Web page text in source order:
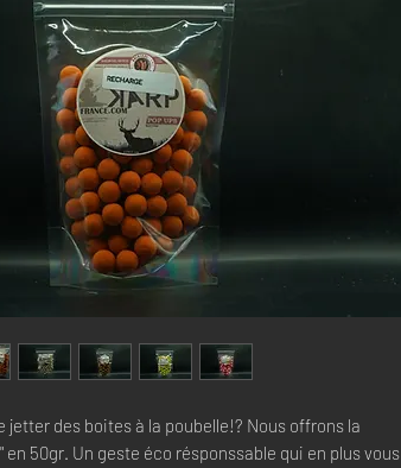
jetter des boites à la poubelle!? Nous offrons la
en 50gr. Un geste éco résponssable qui en plus vous